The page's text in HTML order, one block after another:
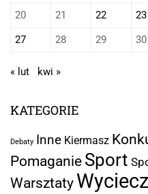
20
21 22 23
27
28 29 30
« lut kwi »
KATEGORIE
Debaty Inne Kiermasz
Pomaganie Sport
Warsztaty